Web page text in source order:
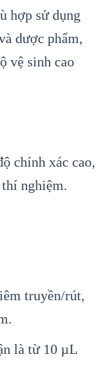
hợp sử dụng
dược phẩm,
vệ sinh cao
chính xác cao,
nghiệm.
truyền/rút,
là từ 10 µL